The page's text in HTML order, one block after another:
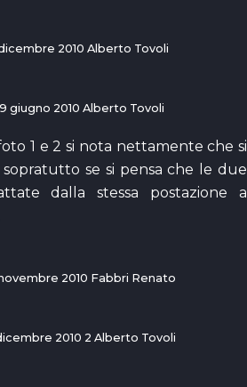
2010 Alberto Tovoli
giugno 2010 Alberto Tovoli
1 e 2 si nota nettamente che si
se si pensa che le due
dalla stessa postazione a
2010 Fabbri Renato
2010 2 Alberto Tovoli